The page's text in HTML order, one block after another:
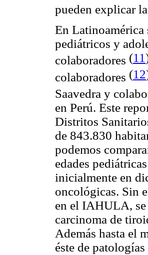
pueden explicar
En Latinoamérica
pediátricos y
colaboradores (11
colaboradores (12
Saavedra y
en Perú. Este
Distritos
de 843.830
podemos
edades
inicialmente en
oncológicas. Sin
en el IAHULA, se
carcinoma de
Además hasta el
éste de